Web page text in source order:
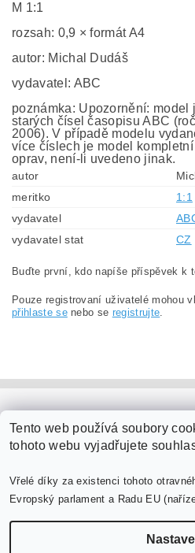
M 1:1
rozsah: 0,9 × formát A4
autor: Michal Dudáš
vydavatel: ABC
poznámka: Upozornění:
starých čísel časopisu ABC
2006). V případě modelu
více číslech je model
oprav, není-li uvedeno jinak.
autor
meritko
1:1
vydavatel
vydavatel stat
CZ
Buďte první, kdo napíše příspěvek k
Pouze registrovaní uživatelé mohou
přihlaste senebo se registrujte.
Tento web používá soubory
tohoto webu vyjadřujete
Vřelé díky za existenci tohoto
Evropský parlament a Radu EU